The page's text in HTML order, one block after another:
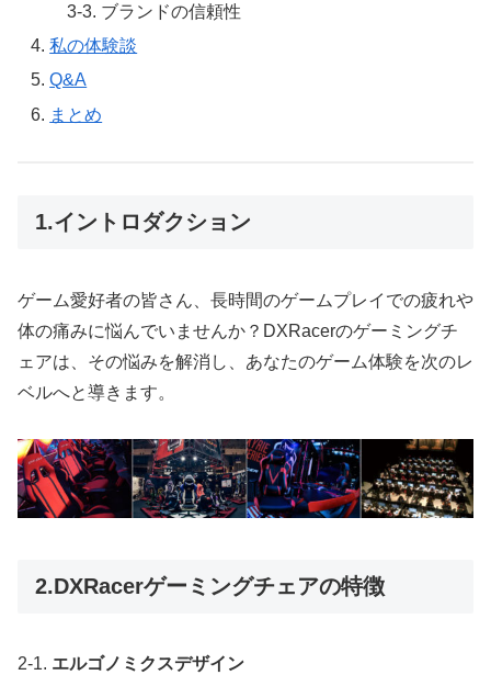
3-3. ブランドの信頼性
私の体験談
Q&A
まとめ
1.イントロダクション
ゲーム愛好者の皆さん、長時間のゲームプレイでの疲れや
体の痛みに悩んでいませんか？DXRacerのゲーミングチ
ェアは、その悩みを解消し、あなたのゲーム体験を次のレ
ベルへと導きます。
2.DXRacerゲーミングチェアの特徴
2-1. エルゴノミクスデザイン